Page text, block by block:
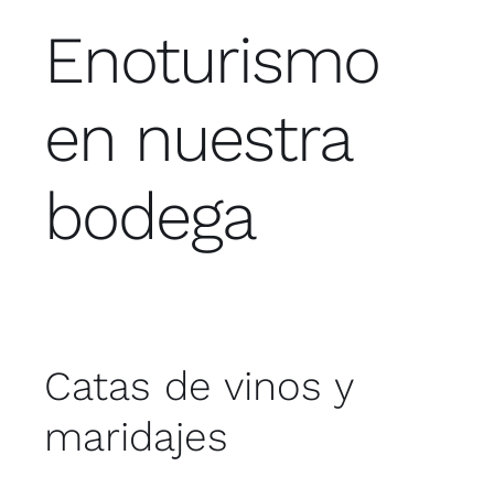
Contacto
Tienda
Enoturismo
en nuestra
bodega
Catas de vinos y
maridajes